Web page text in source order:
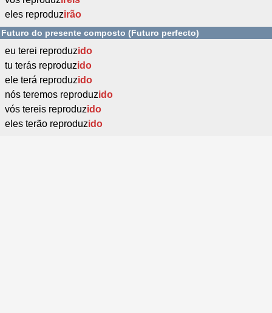
eles reproduzirão
Futuro do presente composto (Futuro perfecto)
eu terei reproduzido
tu terás reproduzido
ele terá reproduzido
nós teremos reproduzido
vós tereis reproduzido
eles terão reproduzido